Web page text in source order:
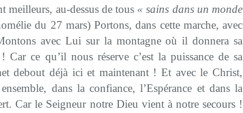
meilleurs, au-dessus de tous « sains dans un monde
du 27 mars) Portons, dans cette marche, avec
avec Lui sur la montagne où il donnera sa
ce qu’il nous réserve c’est la puissance de sa
debout déjà ici et maintenant ! Et avec le Christ,
dans la confiance, l’Espérance et dans la
Car le Seigneur notre Dieu vient à notre secours !